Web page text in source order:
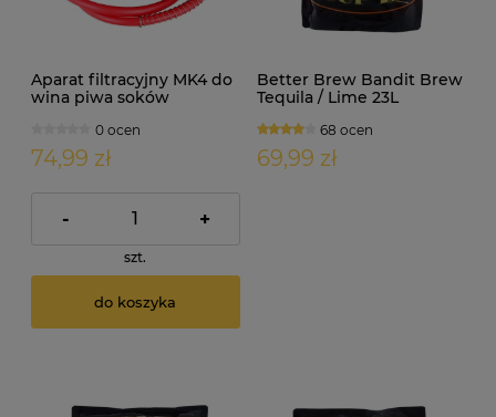
Aparat filtracyjny MK4 do
wina piwa soków
0 ocen
74,99 zł
- +
szt.
do koszyka
Better Brew Bandit Brew
Tequila / Lime 23L
68 ocen
69,99 zł